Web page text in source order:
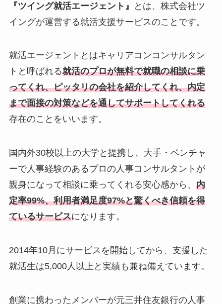
『ツイング就活エージェント』
とは、株式会社ツ
イングが運営する就活支援サービスのことです。
就活エージェントとはキャリアコンコンサルタン
トと呼ばれる就活のプロが無料で就職の相談に乗
ってくれ、ピッタリの会社を紹介してくれ、内定
まで面接の対策などを通してサポートしてくれる
存在のことをいいます。
国内外30校以上の大学と提携し、大手・ベンチャ
ーで人事経験のあるプロの人事コンサルタントが
親身になって相談に乗ってくれる安心感から、 内
定率99%、利用者満足度97%と驚くべき信頼を得
ているサービスになります。
2014年10月にサービスを開始してから、支援した
就活生は5,000人以上と実績も兼ね備えています。
創業に携わったメンバーが元三井住友銀行の人事